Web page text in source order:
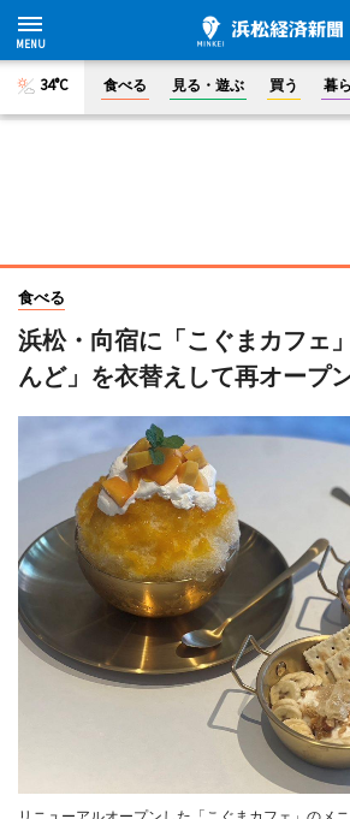
34°C 食べる 見る・遊ぶ 買う 暮
食べる
浜松・向宿に「こぐまカフェ
んど」を衣替えして再オープ
リニューアルオープンした「こぐまカフェ」のメ